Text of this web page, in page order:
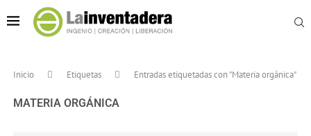
Inicio Etiquetas Entradas etiquetadas con "Materia orgánica"
MATERIA ORGÁNICA